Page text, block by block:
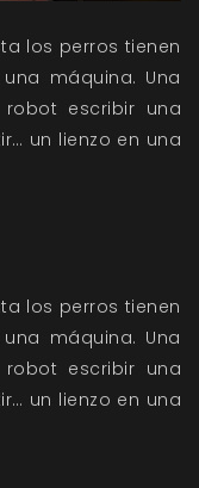
los perros tienen
máquina. Una
escribir una
un lienzo en una
los perros tienen
máquina. Una
escribir una
un lienzo en una